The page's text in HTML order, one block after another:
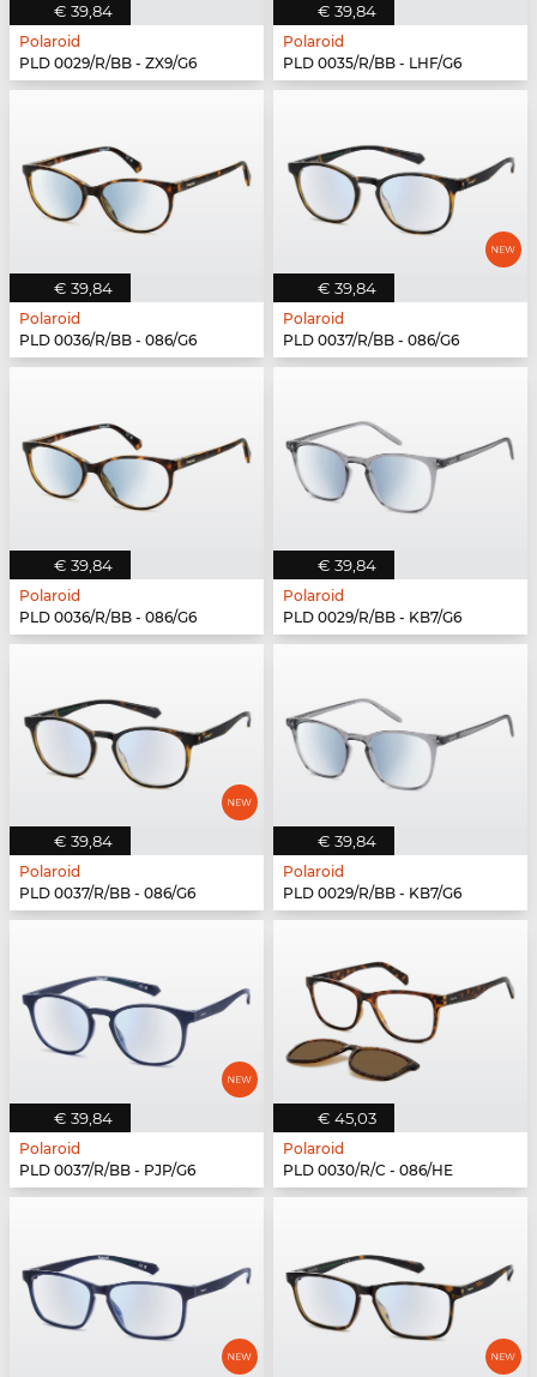
€ 39,84
Polaroid
PLD 0029/R/BB - ZX9/G6
€ 39,84
Polaroid
PLD 0035/R/BB - LHF/G6
€ 39,84
Polaroid
PLD 0036/R/BB - 086/G6
€ 39,84
Polaroid
PLD 0037/R/BB - 086/G6
€ 39,84
Polaroid
PLD 0036/R/BB - 086/G6
€ 39,84
Polaroid
PLD 0029/R/BB - KB7/G6
€ 39,84
Polaroid
PLD 0037/R/BB - 086/G6
€ 39,84
Polaroid
PLD 0029/R/BB - KB7/G6
€ 39,84
Polaroid
PLD 0037/R/BB - PJP/G6
€ 45,03
Polaroid
PLD 0030/R/C - 086/HE